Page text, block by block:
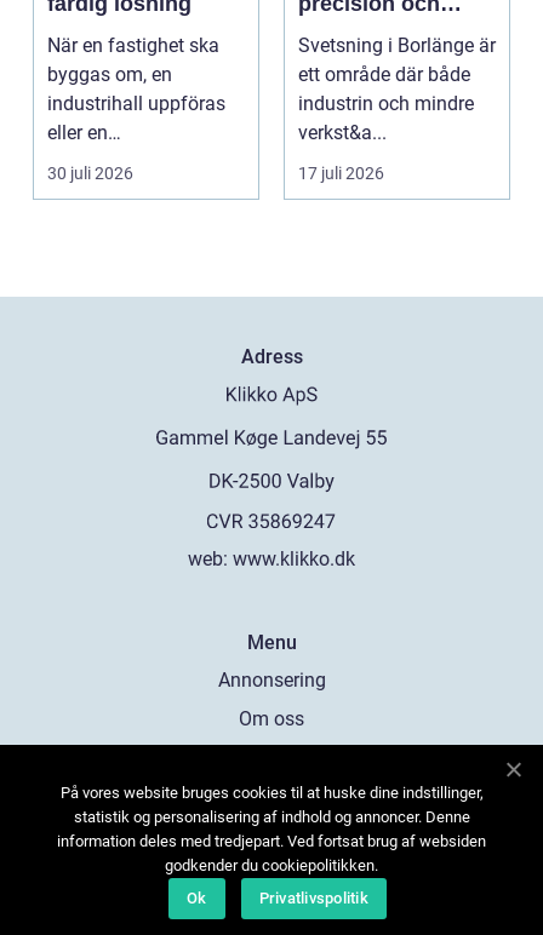
När en fastighet ska
byggas om, en
industrihall uppföras
eller en
lantbruksanläggning
moderniseras ä...
30 juli 2026
hållbara
konstruktioner
Svetsning i Borlänge är
ett område där både
industrin och mindre
verkst&a...
17 juli 2026
Adress
web: www.klikko.dk
Menu
Annonsering
Om oss
Kontakta oss
Sitemap
På vores website bruges cookies til at huske dine indstillinger,
statistik og personalisering af indhold og annoncer. Denne
information deles med tredjepart. Ved fortsat brug af websiden
godkender du cookiepolitikken.
Ok
Privatlivspolitik